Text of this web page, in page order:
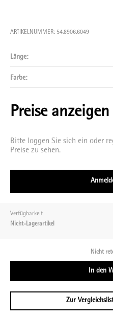
ARTIKELNUMMER: 54.8906.6049
Länge:
Farbe:
Preise anzeigen
Bitte loggen Sie sich ein oder
Preise zu sehen.
Verfügbarkeit
Nicht-Lagerartikel
Nicht
In den
Zur